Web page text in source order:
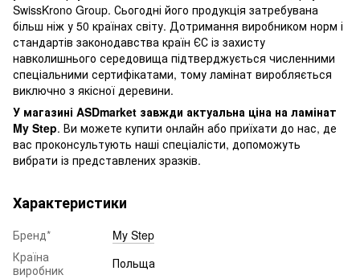
SwissKrono Group. Сьогодні його продукція затребувана
більш ніж у 50 країнах світу. Дотримання виробником норм і
стандартів законодавства країн ЄС із захисту
навколишнього середовища підтверджується численними
спеціальними сертифікатами, тому ламінат виробляється
виключно з якісної деревини.
У магазині ASDmarket завжди актуальна ціна на ламінат
My Step. Ви можете купити онлайн або приїхати до нас, де
вас проконсультують наші спеціалісти, допоможуть
вибрати із представлених зразків.
Характеристики
Бренд*
My Step
Країна
виробник
Польща